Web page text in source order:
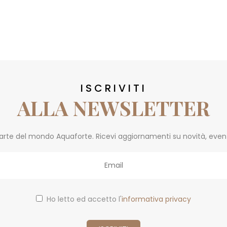
ISCRIVITI
ALLA NEWSLETTER
del mondo Aquaforte. Ricevi aggiornamenti su novità,
Ho letto ed accetto l'informativa privacy